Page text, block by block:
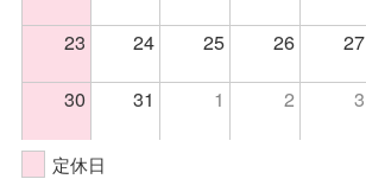
23
24 25 26 27
30
31 1 2 3
定休日